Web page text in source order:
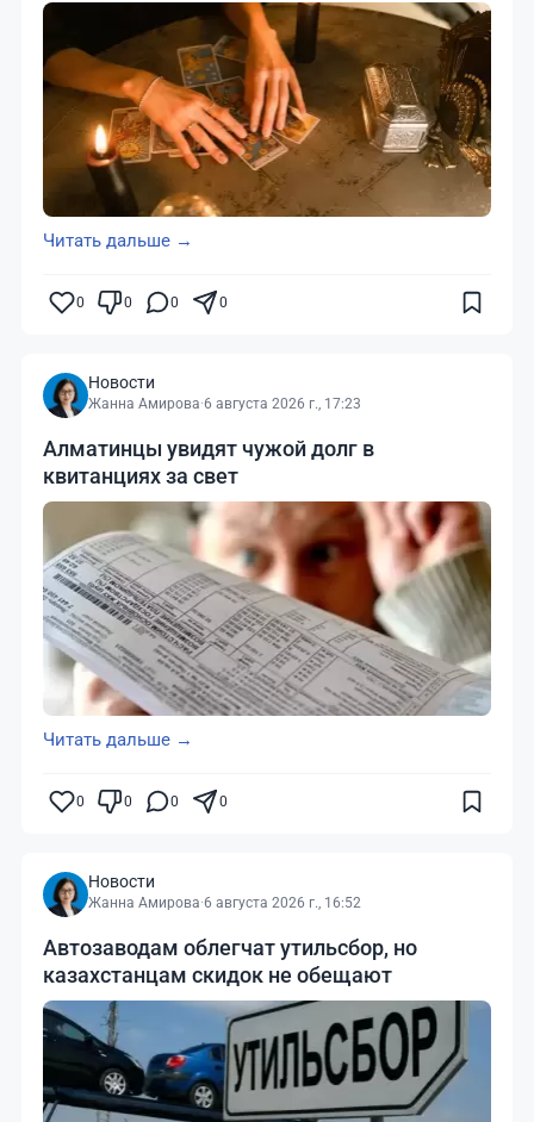
Читать дальше →
0 0 0 0
Новости
Жанна Амирова·6 августа 2026 г., 17:23
Алматинцы увидят чужой долг в
квитанциях за свет
Читать дальше →
0 0 0 0
Новости
Жанна Амирова·6 августа 2026 г., 16:52
Автозаводам облегчат утильсбор, но
казахстанцам скидок не обещают